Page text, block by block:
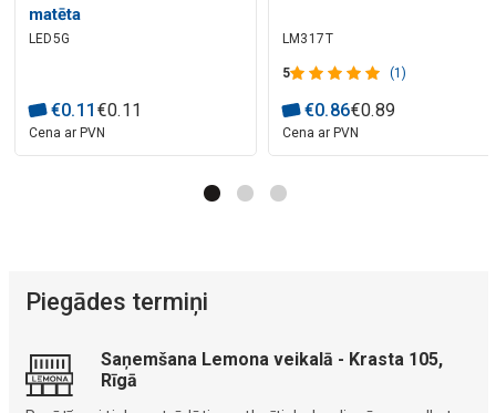
matēta
LED5G
€0.11 €0.11
Cena ar PVN
LM317T
5 (1)
€0.86€0.89
Cena ar PVN
Piegādes termiņi
Saņemšana Lemona veikalā - Krasta 105,
Rīgā